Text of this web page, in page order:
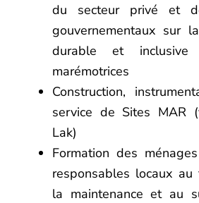
du secteur privé et
gouvernementaux sur
durable et inclusive
marémotrices
Construction,
service de Sites MAR
Lak)
Formation des
responsables locaux au
la maintenance et au